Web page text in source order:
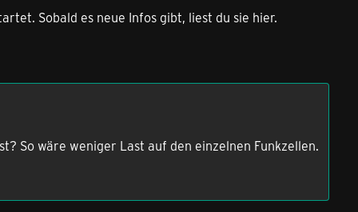
Sobald es neue Infos gibt, liest du sie hier.
So wäre weniger Last auf den einzelnen Funkzellen.